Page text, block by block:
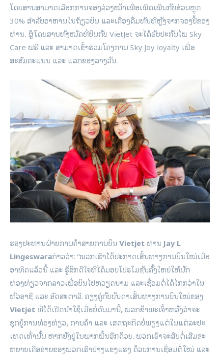
ໂດຍສານສາມາດເລືອກການຈອງລ່ວງໜ້າເພື່ອເພີດເພີນກັບສ່ວນຫຼຸດ
30% ສໍາລັບອາຫານໃນຖ້ຽວບິນ ແລະເຄື່ອງດື່ມທັນທີຫຼັງຈາກຈອງປີ້ຂອງ
ທ່ານ. ຜູ້ໂດຍສານທັງໝົດທີ່ບິນກັບ VietJet ຈະໄດ້ຮັບປະກັນໄພ Sky
Care ຟຣີ ແລະ ສາມາດເຂົ້າຮ່ວມໂຄງການ Sky Joy loyalty ເພື່ອ
ສະສົມຄະແນນ ແລະ ແລກຂອງລາງວັນ.
ຮອງປະທານຝ່າຍການຄ້າສາຍການບິນ Vietjet ທ່ານ Jay L
Lingeswaraກ່າວວ່າ: “ພວກເຮົາໄດ້ປະກາດເສັ້ນທາງການບິນໃໝ່ເມື່ອ
ອາທິດແລ້ວນີ້ ແລະ ຮູ້ສຶກດີໃຈທີ່ໄດ້ມອບໂປຣໂມຊັນຄັ້ງໃຫຍ່ໃຫ້ນັກ
ທ່ອງທ່ຽວຈາກລາວເພື່ອບິນໄປຫວຽດນາມ ແລະເຊື່ອມຕໍ່ໄດ້ໄກກວ່າໃນ
ທົ່ວອາຊີ ແລະ ອົດສະຕາລີ. ຄຽງ​ຄູ່​ກັບ​ບັນດາ​ເສັ້ນທາງ​ການບິນ​ໃໝ່​ຂອງ
Vietjet ທີ່​ໄດ້​ເປີດ​ນຳ​ໃຊ້​ເມື່ອ​ບໍ່​ດົນ​ມາ​ນີ້, ພວກ​ຂ້າພະ​ເຈົ້າ​ຫວັງ​ວ່າ​ຈະ​
ຊຸກຍູ້​ການ​ທ່ອງ​ທ່ຽວ, ການ​ຄ້າ ​ແລະ ​ເສດຖະກິດ​ບໍ່​ພຽງ​ແຕ່​ໃນ​ແຕ່ລະ​ປະ​
ເທດ​ເທົ່າ​ນັ້ນ ຫາກ​ຍັງ​ຢູ່​ໃນ​ພາກ​ພື້ນ​ອີກ​ດ້ວຍ. ພວກ​ເຮົາ​ຈະ​ສືບ​ຕໍ່​ເສີມ​ຂະ​
ຫຍາຍ​ເຄືອ​ຂ່າຍ​ຂອງ​ພວກ​ເຮົາ​ຢ່າງ​ແຂງ​ແຮງ ດ້ວຍ​ການ​ເຊື່ອມ​ຕໍ່​ໃໝ່ ແລະ